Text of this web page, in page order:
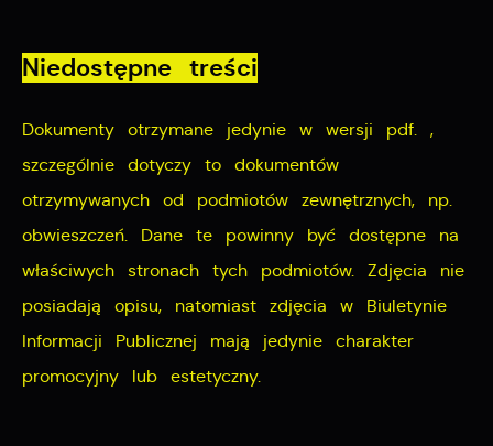
Niedostępne treści
Dokumenty otrzymane jedynie w wersji pdf. ,
szczególnie dotyczy to dokumentów
otrzymywanych od podmiotów zewnętrznych, np.
obwieszczeń. Dane te powinny być dostępne na
właściwych stronach tych podmiotów. Zdjęcia nie
posiadają opisu, natomiast zdjęcia w Biuletynie
Informacji Publicznej mają jedynie charakter
promocyjny lub estetyczny.
wiadomości, ofert, komunikatów mediów